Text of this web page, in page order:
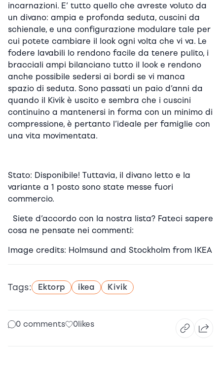
incarnazioni. E’ tutto quello che avreste voluto da
un divano: ampia e profonda seduta, cuscini da
schienale, e una configurazione modulare tale per
cui potete cambiare il look ogni volta che vi va. Le
fodere lavabili lo rendono facile da tenere pulito, i
bracciali ampi bilanciano tutto il look e rendono
anche possibile sedersi ai bordi se vi manca
spazio di seduta. Sono passati un paio d’anni da
quando il Kivik è uscito e sembra che i cuscini
continuino a mantenersi in forma con un minimo di
compressione, è pertanto l’ideale per famiglie con
una vita movimentata.
Stato: Disponibile! Tuttavia, il divano letto e la
variante a 1 posto sono state messe fuori
commercio.
Siete d’accordo con la nostra lista? Fateci sapere
cosa ne pensate nei commenti:
Image credits: Holmsund and Stockholm from IKEA
Tags: Ektorp ikea Kivik
0 comments 0likes